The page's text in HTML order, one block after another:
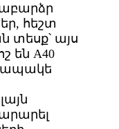
հեշտ
​​​​տեսք՝ այս
են A40
ապակե